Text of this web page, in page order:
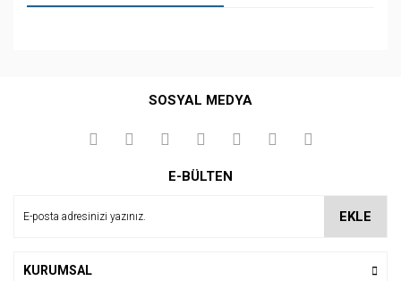
SOSYAL MEDYA
E-BÜLTEN
EKLE
KURUMSAL